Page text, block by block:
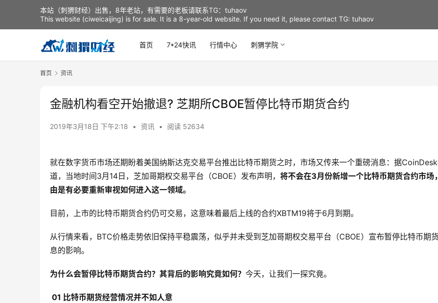
首页 7*24快讯 行情中心 刺猬学院
首页 资讯
金融机构看空开始撤退? 芝期所CBOE暂停比特币期货合约
2019年3月18日 下午2:18 • 资讯 • 阅读 52634
就在数字货币市场还期盼着美国纳斯达克交易平台推出比特币期货之时，市场又传来一个重磅消息：据
道，当地时间3月14日，芝加哥期权交易平台（CBOE）发布声明， 将不会在3月份新增一个比特币期货合约市场
由是有必要重新审视如何进入这一领域。
目前，上市的比特币期货合约仍可交易，这意味着最后上线的合约XBTM19将于6月到期。
从行情来看，BTC价格走势依旧保持平稳震荡，似乎并未受到芝加哥期权交易平台（CBOE）宣布暂停比特币期
息的影响。
为什么会暂停比特币期货合约？其背后的影响究竟如何？ 今天，让我们一探究竟。
01 比特币期货经营情况并不如人意
本站（刺猬财经）出售，8年老站，有需要的老板请联系TG：tuhaov
This website (ciweicaijing) is for sale. It is a 8-year-old website. If you need it, please contact TG: tuhaov